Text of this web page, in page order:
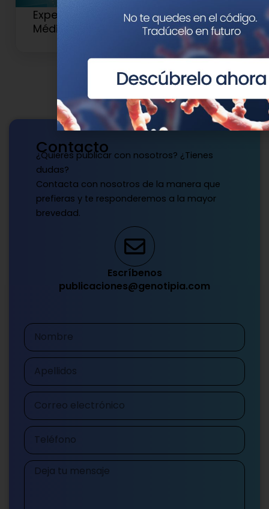
Experto Universitario en Genética
Médica y Genómica (Antiguo 2)
Contacto
¿Quieres publicar con nosotros? ¿Tienes
dudas?
Contacta con nosotros de la manera que
prefieras y te responderemos a la mayor
brevedad.
Escríbenos
publicaciones@genotipia.com
Nombre
Apellidos
Correo
electrónico
Teléfono
Mensaje